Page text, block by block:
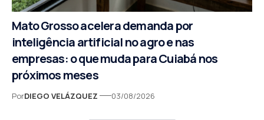
Mato Grosso acelera demanda por
inteligência artificial no agro e nas
empresas: o que muda para Cuiabá nos
próximos meses
PorDIEGO VELÁZQUEZ 03/08/2026